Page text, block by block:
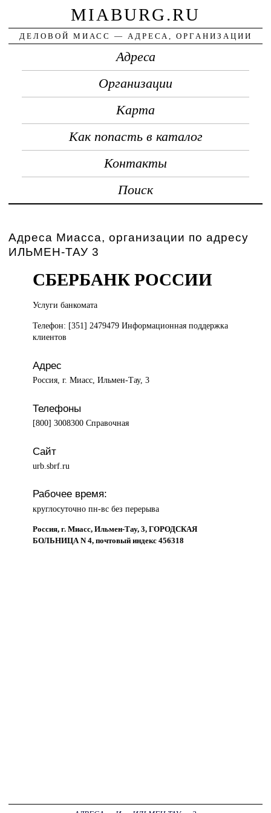
MIABURG.RU
ДЕЛОВОЙ МИАСС — АДРЕСА, ОРГАНИЗАЦИИ
Адреса
Организации
Карта
Как попасть в каталог
Контакты
Поиск
Адреса Миасса, организации по адресу
ИЛЬМЕН-ТАУ 3
СБЕРБАНК РОССИИ
Услуги банкомата
Телефон: [351] 2479479 Информационная поддержка
клиентов
Адрес
Россия, г. Миасс, Ильмен-Тау, 3
Телефоны
[800] 3008300 Справочная
Сайт
urb.sbrf.ru
Рабочее время:
круглосуточно пн-вс без перерыва
Россия, г. Миасс, Ильмен-Тау, 3, ГОРОДСКАЯ
БОЛЬНИЦА N 4, почтовый индекс 456318